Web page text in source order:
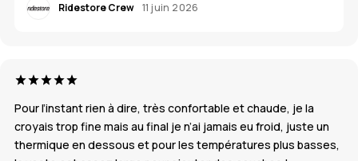
Ridestore Crew 11 juin 2026
Pour l’instant rien à dire, très confortable et chaude, je la
croyais trop fine mais au final je n’ai jamais eu froid, juste un
thermique en dessous et pour les températures plus basses,